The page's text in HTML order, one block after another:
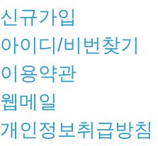
신규가입
아이디/비번찾기
이용약관
웹메일
개인정보취급방침